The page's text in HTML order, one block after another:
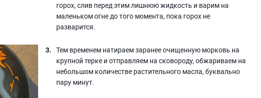
горох, слив перед этим лишнюю жидкость и варим на
маленьком огне до того момента, пока горох не
разварится.
Тем временем натираем заранее очищенную морковь на
крупной терке и отправляем на сковороду, обжариваем на
небольшом количестве растительного масла, буквально
пару минут.